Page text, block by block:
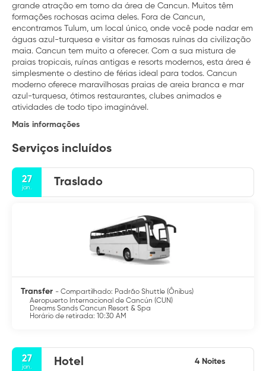
grande atração em torno da área de Cancun. Muitos têm
formações rochosas acima deles. Fora de Cancun,
encontramos Tulum, um local único, onde você pode nadar em
águas azul-turquesa e visitar as famosas ruínas da civilização
maia. Cancun tem muito a oferecer. Com a sua mistura de
praias tropicais, ruínas antigas e resorts modernos, esta área é
simplesmente o destino de férias ideal para todos. Cancun
moderno oferece maravilhosas praias de areia branca e mar
azul-turquesa, ótimos restaurantes, clubes animados e
atividades de todo tipo imaginável.
Mais informações
Serviços incluídos
27
jan. Traslado
Transfer - Compartilhado: Padrão Shuttle (Ônibus)
Aeropuerto Internacional de Cancún (CUN)
Dreams Sands Cancun Resort & Spa
Horário de retirada: 10:30 AM
27
jan. Hotel 4 Noites